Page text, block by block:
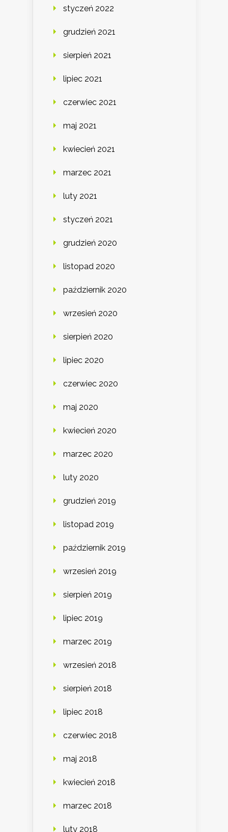
styczeń 2022
grudzień 2021
sierpień 2021
lipiec 2021
czerwiec 2021
maj 2021
kwiecień 2021
marzec 2021
luty 2021
styczeń 2021
grudzień 2020
listopad 2020
październik 2020
wrzesień 2020
sierpień 2020
lipiec 2020
czerwiec 2020
maj 2020
kwiecień 2020
marzec 2020
luty 2020
grudzień 2019
listopad 2019
październik 2019
wrzesień 2019
sierpień 2019
lipiec 2019
marzec 2019
wrzesień 2018
sierpień 2018
lipiec 2018
czerwiec 2018
maj 2018
kwiecień 2018
marzec 2018
luty 2018